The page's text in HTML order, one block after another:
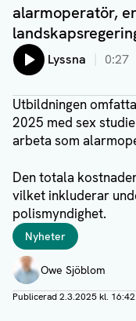
alarmoperatör,
Lyssna 0:27
Utbildningen
2025 med sex
arbeta som
Den totala
vilket inkluderar
polismyndighet.
Taggar
Nyheter
Författare
Owe Sjöblom
Visa profil
Publicerad2.3.2025 kl. 16:42